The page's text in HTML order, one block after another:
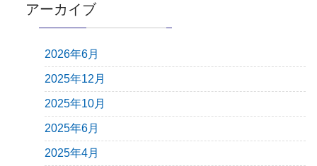
アーカイブ
2026年6月
2025年12月
2025年10月
2025年6月
2025年4月